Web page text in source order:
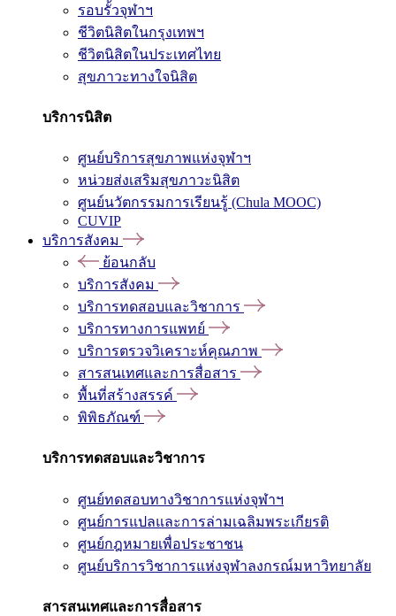
รอบรั้วจุฬาฯ
ชีวิตนิสิตในกรุงเทพฯ
ชีวิตนิสิตในประเทศไทย
สุขภาวะทางใจนิสิต
บริการนิสิต
ศูนย์บริการสุขภาพแห่งจุฬาฯ
หน่วยส่งเสริมสุขภาวะนิสิต
ศูนย์นวัตกรรมการเรียนรู้ (Chula MOOC)
CUVIP
บริการสังคม
ย้อนกลับ
บริการสังคม
บริการทดสอบและวิชาการ
บริการทางการแพทย์
บริการตรวจวิเคราะห์คุณภาพ
สารสนเทศและการสื่อสาร
พื้นที่สร้างสรรค์
พิพิธภัณฑ์
บริการทดสอบและวิชาการ
ศูนย์ทดสอบทางวิชาการแห่งจุฬาฯ
ศูนย์การแปลและการล่ามเฉลิมพระเกียรติ
ศูนย์กฎหมายเพื่อประชาชน
ศูนย์บริการวิชาการแห่งจุฬาลงกรณ์มหาวิทยาลัย
สารสนเทศและการสื่อสาร